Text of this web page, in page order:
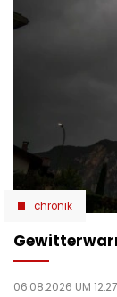
chronik
06.08.2026 UM